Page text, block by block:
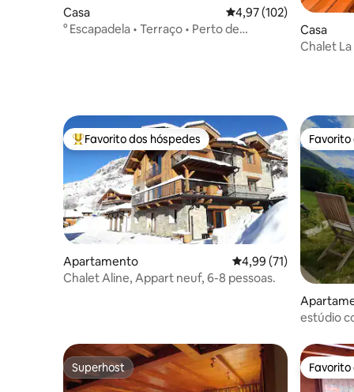
Casa Classificação média de
4,97 (102)
° Escapadela • Terraço • Perto de
Casa
Chalet
Favoritos dos hóspedes mais apreciados
Favorito dos hóspedes
Apartamento Classificação média
4,99 (71)
Chalet Aline, Appart neuf, 6-8 pessoas.
Favorito
Favorito
estúdio
Superhost
Superhost Favorito
Favorito